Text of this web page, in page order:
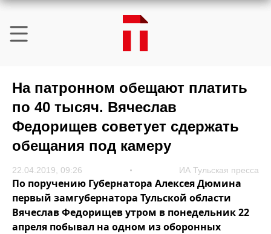
На патронном обещают платить
по 40 тысяч. Вячеслав
Федорищев советует сдержать
обещания под камеру
22.04.2019, 09:26 ИА Тульская пресса
По поручению Губернатора Алексея Дюмина
первый замгубернатора Тульской области
Вячеслав Федорищев утром в понедельник 22
апреля побывал на одном из оборонных